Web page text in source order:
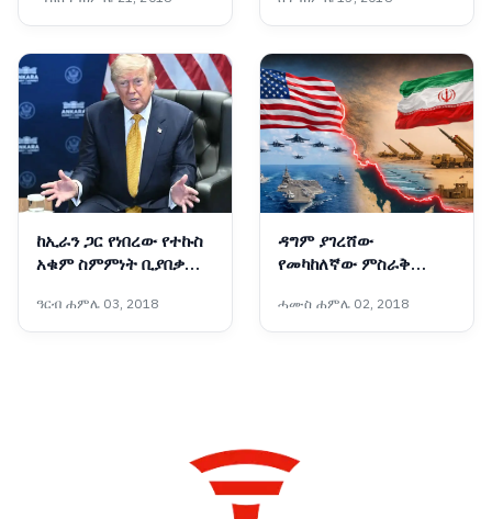
ከኢራን ጋር የነበረው የተኩስ
አቁም ስምምነት ቢያበቃም
ትወያያለች፦ ፕሬዝዳንት
ትራምፕ
ዓርብ ሐምሌ 03, 2018
ዳግም ያገረሸው
የመካከለኛው ምስራቅ
ሓሙስ ሐምሌ 02, 2018